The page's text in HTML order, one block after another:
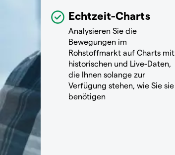
Echtzeit-Charts
Analysieren Sie die
Bewegungen im
Rohstoffmarkt auf Charts mit
historischen und Live-Daten,
die Ihnen solange zur
Verfügung stehen, wie Sie sie
benötigen